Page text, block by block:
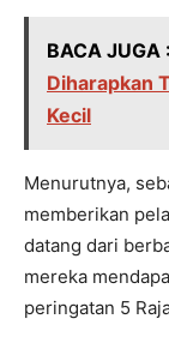
BACA JUGA :
Diharapkan
Kecil
Menurutnya,
memberikan
datang dari
mereka
peringatan 5